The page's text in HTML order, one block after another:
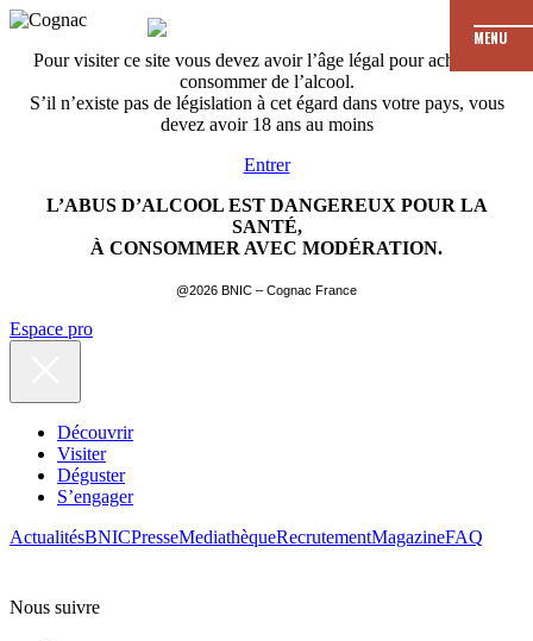
Pour visiter ce site vous devez avoir l’âge légal pour acheter et
consommer de l’alcool.
S’il n’existe pas de législation à cet égard dans votre pays, vous
devez avoir 18 ans au moins
Entrer
L’ABUS D’ALCOOL EST DANGEREUX POUR LA
SANTÉ,
À CONSOMMER AVEC MODÉRATION.
@2026 BNIC – Cognac France
MENU
Espace pro
Découvrir
Visiter
Déguster
S’engager
ActualitésBNICPresseMediathèqueRecrutementMagazineFAQ
Nous suivre